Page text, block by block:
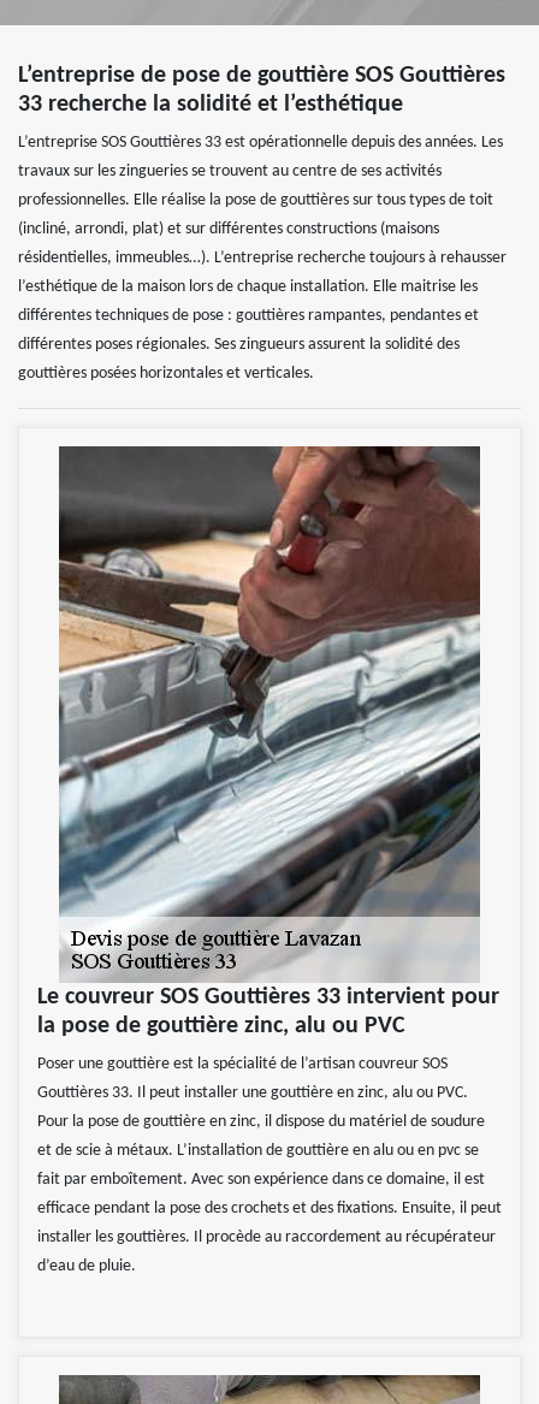
L’entreprise de pose de gouttière SOS Gouttières
33 recherche la solidité et l’esthétique
L’entreprise SOS Gouttières 33 est opérationnelle depuis des années. Les
travaux sur les zingueries se trouvent au centre de ses activités
professionnelles. Elle réalise la pose de gouttières sur tous types de toit
(incliné, arrondi, plat) et sur différentes constructions (maisons
résidentielles, immeubles…). L’entreprise recherche toujours à rehausser
l’esthétique de la maison lors de chaque installation. Elle maitrise les
différentes techniques de pose : gouttières rampantes, pendantes et
différentes poses régionales. Ses zingueurs assurent la solidité des
gouttières posées horizontales et verticales.
Le couvreur SOS Gouttières 33 intervient pour
la pose de gouttière zinc, alu ou PVC
Poser une gouttière est la spécialité de l’artisan couvreur SOS
Gouttières 33. Il peut installer une gouttière en zinc, alu ou PVC.
Pour la pose de gouttière en zinc, il dispose du matériel de soudure
et de scie à métaux. L’installation de gouttière en alu ou en pvc se
fait par emboîtement. Avec son expérience dans ce domaine, il est
efficace pendant la pose des crochets et des fixations. Ensuite, il peut
installer les gouttières. Il procède au raccordement au récupérateur
d’eau de pluie.